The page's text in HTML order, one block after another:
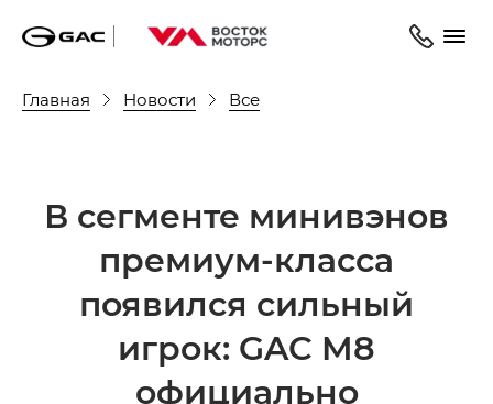
Главная Новости Все
В сегменте минивэнов
премиум-класса
появился сильный
игрок: GAC M8
официально